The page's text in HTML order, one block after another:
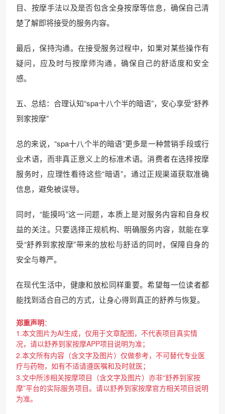
目、按摩手法以及是否包含全身按摩等信息，确保自己清
楚了解即将接受的服务内容。
最后，保持沟通。在接受服务过程中，如果对某些操作有
疑问，应及时与按摩师沟通，确保自己的舒适度和安全
感。
五、总结：合理认知“spa十八个半的暗语”，安心享受“舒养
到家按摩”
总的来说，“spa十八个半的暗语”更多是一种营销手段或行
业术语，而非真正意义上的标准术语。消费者在选择按摩
服务时，应理性看待这些“暗语”，通过正规渠道获取准确
信息，避免被误导。
同时，“能摸吗”这一问题，本质上是对服务内容和自身权
益的关注。只要选择正规机构、明确服务内容，就能在享
受“舒养到家按摩”带来的放松与舒适的同时，保障自身的
安全与尊严。
在现代生活中，健康和放松同样重要。希望每一位读者都
能找到适合自己的方式，让身心得到真正的舒养与恢复。
郑重声明：
1.本文图片为AI生成，仅用于文章配图，不代表项目真实情
况，请以舒养到家按摩APP项目说明为准；
2.本文所有内容（含文字及图片）仅做参考，不可替代专业医
疗与药物，如有不适请遵医嘱和及时就医；
3.文中所涉相关按摩项目（含文字及图片）亦非“舒养到家按
摩”平台的实际服务项目。请以舒养到家按摩官方相关项目说明
为准。